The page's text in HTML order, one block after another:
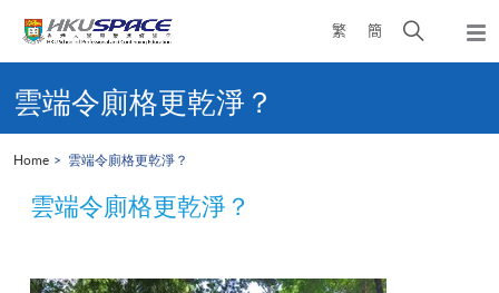
繁 簡
Open
search
content
start雲端令廁格更乾淨？
Home 雲端令廁格更乾淨？
雲端令廁格更乾淨？